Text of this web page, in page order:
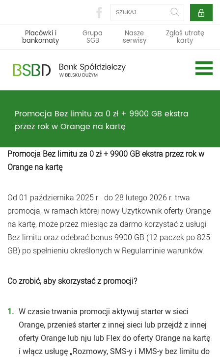
Szukaj
Placówki i
bankomaty
Grupa
SGB
Nasze
serwisy
Zgłoś utratę
karty
Promocja Bez limitu za 0 zł + 9900 GB ekstra
przez rok w Orange na kartę
Promocja Bez limitu za 0 zł + 9900 GB ekstra przez rok w
Orange na kartę
Od 01 października 2025 r . do 28 lutego 2026 r. trwa
promocja, w ramach której nowy Użytkownik oferty Orange
na kartę, może przez miesiąc za darmo korzystać z usługi
Bez limitu oraz odebrać bonus 9900 GB (12 paczek po 825
GB) po spełnieniu określonych w Regulaminie warunków.
Co zrobić, aby skorzystać z promocji?
W czasie trwania promocji aktywuj starter w sieci
Orange, przenieś starter z innej sieci lub przejdź z innej
oferty Orange lub nju lub Flex do oferty Orange na kartę
i włącz usługę „Rozmowy, SMS-y i MMS-y bez limitu do